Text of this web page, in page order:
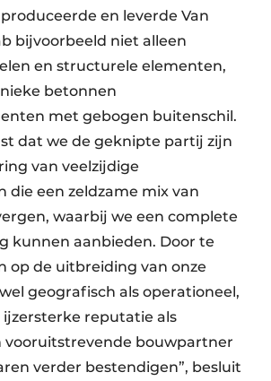
en leverde Van
bijvoorbeeld niet alleen
en structurele elementen,
betonnen
met gebogen buitenschil.
dat we de geknipte partij zijn
van veelzijdige
die een zeldzame mix van
waarbij we een complete
kunnen aanbieden. Door te
op de uitbreiding van onze
geografisch als operationeel,
ijzersterke reputatie als
vooruitstrevende bouwpartner
verder bestendigen”, besluit